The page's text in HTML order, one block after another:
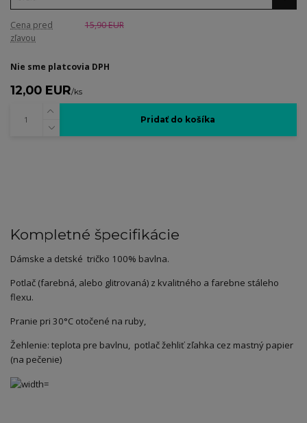
Cena pred
zľavou
15,90 EUR
Nie sme platcovia DPH
12,00 EUR/ks
Pridať do košíka
Kompletné špecifikácie
Dámske a detské tričko 100% bavlna.
Potlač (farebná, alebo glitrovaná) z kvalitného a farebne stáleho
flexu.
Pranie pri 30°C otočené na ruby,
Žehlenie: teplota pre bavlnu, potlač žehliť zľahka cez mastný papier
(na pečenie)